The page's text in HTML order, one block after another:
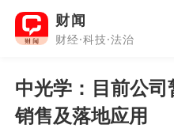
财闻
财经·科技·法治
中光学：目前公
销售及落地应用